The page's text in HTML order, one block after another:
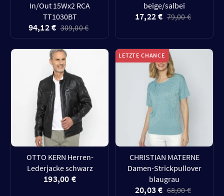
In/Out 15Wx2 RCA
TT1030BT
94,12 € 309,00 €
beige/salbei
17,22 € 79,00 €
OTTO KERN Herren-
Lederjacke schwarz
193,00 €
LETZTE CHANCE
CHRISTIAN MATERNE
Damen-Strickpullover
blaugrau
20,03 € 68,00 €